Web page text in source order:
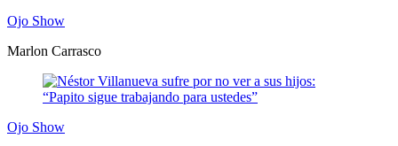
Ojo Show
Marlon Carrasco
Ojo Show